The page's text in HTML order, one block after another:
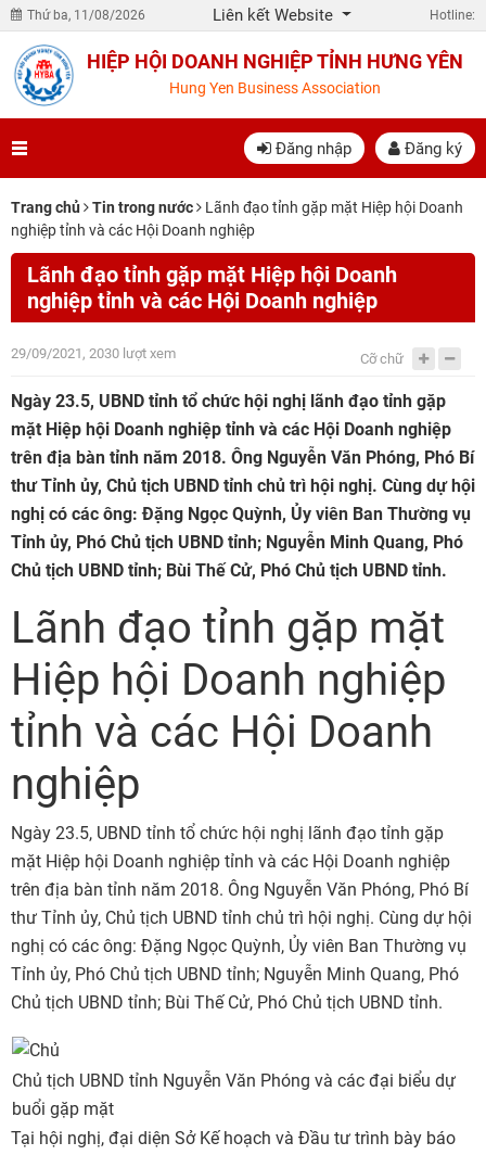
Thứ ba, 11/08/2026 Liên kết Website Hotline:
HIỆP HỘI DOANH NGHIỆP TỈNH HƯNG YÊN
Hung Yen Business Association
Đăng nhập Đăng ký
Trang chủ Tin trong nước
Lãnh đạo tỉnh gặp mặt Hiệp hội Doanh
nghiệp tỉnh và các Hội Doanh nghiệp
Lãnh đạo tỉnh gặp mặt Hiệp hội Doanh
nghiệp tỉnh và các Hội Doanh nghiệp
29/09/2021, 2030 lượt xem Cỡ chữ
Ngày 23.5, UBND tỉnh tổ chức hội nghị lãnh đạo tỉnh gặp
mặt Hiệp hội Doanh nghiệp tỉnh và các Hội Doanh nghiệp
trên địa bàn tỉnh năm 2018. Ông Nguyễn Văn Phóng, Phó Bí
thư Tỉnh ủy, Chủ tịch UBND tỉnh chủ trì hội nghị. Cùng dự hội
nghị có các ông: Đặng Ngọc Quỳnh, Ủy viên Ban Thường vụ
Tỉnh ủy, Phó Chủ tịch UBND tỉnh; Nguyễn Minh Quang, Phó
Chủ tịch UBND tỉnh; Bùi Thế Cử, Phó Chủ tịch UBND tỉnh.
Lãnh đạo tỉnh gặp mặt
Hiệp hội Doanh nghiệp
tỉnh và các Hội Doanh
nghiệp
Ngày 23.5, UBND tỉnh tổ chức hội nghị lãnh đạo tỉnh gặp
mặt Hiệp hội Doanh nghiệp tỉnh và các Hội Doanh nghiệp
trên địa bàn tỉnh năm 2018. Ông Nguyễn Văn Phóng, Phó Bí
thư Tỉnh ủy, Chủ tịch UBND tỉnh chủ trì hội nghị. Cùng dự hội
nghị có các ông: Đặng Ngọc Quỳnh, Ủy viên Ban Thường vụ
Tỉnh ủy, Phó Chủ tịch UBND tỉnh; Nguyễn Minh Quang, Phó
Chủ tịch UBND tỉnh; Bùi Thế Cử, Phó Chủ tịch UBND tỉnh.
Chủ tịch UBND tỉnh Nguyễn Văn Phóng và các đại biểu dự
buổi gặp mặt
Tại hội nghị, đại diện Sở Kế hoạch và Đầu tư trình bày báo